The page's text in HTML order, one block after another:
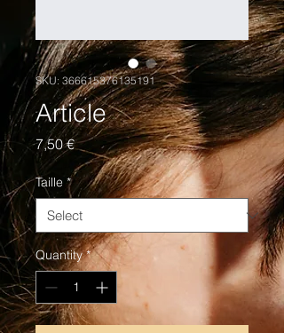
SKU: 366615376135191
Article
7,50 €Price
Taille *
Quantity *